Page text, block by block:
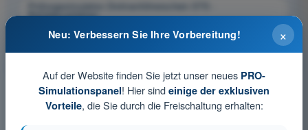
Prüfungssimulation Drohnenführerschein STS -
Betriebsverfahren
Übungsquiz Drohnenführerschein STS - Betriebsverfahren
PDF-Prüfung Drohnenführerschein STS - Betriebsverfahren
×
Neu: Verbessern Sie Ihre Vorbereitung!
Auf der Website finden Sie jetzt unser neues PRO-
Simulationspanel! Hier sind einige der exklusiven
Vorteile, die Sie durch die Freischaltung erhalten: